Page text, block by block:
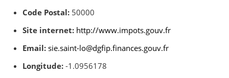
Code Postal: 50000
Site internet: http://www.impots.gouv.fr
Email: sie.saint-lo@dgfip.finances.gouv.fr
Longitude: -1.0956178